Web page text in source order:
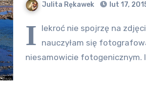
Julita Rękawek lut 17,
I lekroć nie spojrzę na
nauczyłam się
niesamowicie fotogenicznym.